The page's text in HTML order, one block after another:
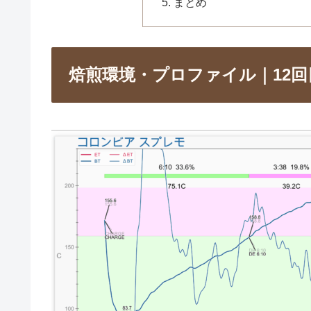
焙煎環境・プロファイル｜12